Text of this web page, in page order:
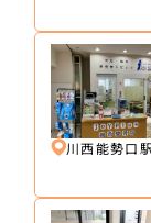
川西能勢口